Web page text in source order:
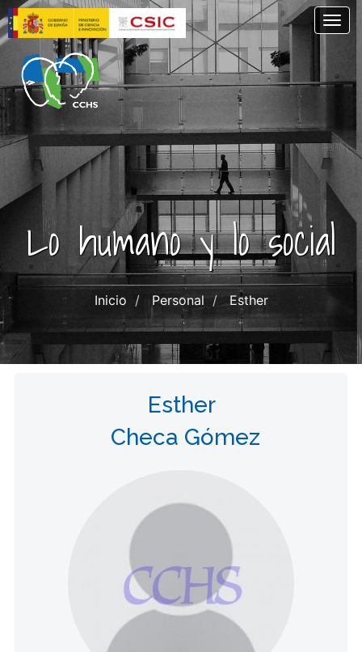
Pasar
al
contenido
principal
Lo humano y lo social
Inicio Personal Esther
Esther
Checa Gómez